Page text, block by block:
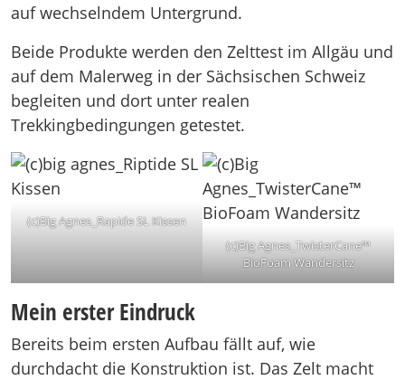
auf wechselndem Untergrund.
Beide Produkte werden den Zelttest im Allgäu und
auf dem Malerweg in der Sächsischen Schweiz
begleiten und dort unter realen
Trekkingbedingungen getestet.
(c)Big Agnes_Rapide SL Kissen
(c)Big Agnes_TwisterCane™
BioFoam Wandersitz
Mein erster Eindruck
Bereits beim ersten Aufbau fällt auf, wie
durchdacht die Konstruktion ist. Das Zelt macht